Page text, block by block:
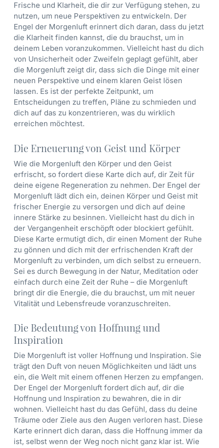
Frische und Klarheit, die dir zur Verfügung stehen, zu
nutzen, um neue Perspektiven zu entwickeln. Der
Engel der Morgenluft erinnert dich daran, dass du jetzt
die Klarheit finden kannst, die du brauchst, um in
deinem Leben voranzukommen. Vielleicht hast du dich
von Unsicherheit oder Zweifeln geplagt gefühlt, aber
die Morgenluft zeigt dir, dass sich die Dinge mit einer
neuen Perspektive und einem klaren Geist lösen
lassen. Es ist der perfekte Zeitpunkt, um
Entscheidungen zu treffen, Pläne zu schmieden und
dich auf das zu konzentrieren, was du wirklich
erreichen möchtest.
Die Erneuerung von Geist und Körper
Wie die Morgenluft den Körper und den Geist
erfrischt, so fordert diese Karte dich auf, dir Zeit für
deine eigene Regeneration zu nehmen. Der Engel der
Morgenluft lädt dich ein, deinen Körper und Geist mit
frischer Energie zu versorgen und dich auf deine
innere Stärke zu besinnen. Vielleicht hast du dich in
der Vergangenheit erschöpft oder blockiert gefühlt.
Diese Karte ermutigt dich, dir einen Moment der Ruhe
zu gönnen und dich mit der erfrischenden Kraft der
Morgenluft zu verbinden, um dich selbst zu erneuern.
Sei es durch Bewegung in der Natur, Meditation oder
einfach durch eine Zeit der Ruhe – die Morgenluft
bringt dir die Energie, die du brauchst, um mit neuer
Vitalität und Lebensfreude voranzuschreiten.
Die Bedeutung von Hoffnung und
Inspiration
Die Morgenluft ist voller Hoffnung und Inspiration. Sie
trägt den Duft von neuen Möglichkeiten und lädt uns
ein, die Welt mit einem offenen Herzen zu empfangen.
Der Engel der Morgenluft fordert dich auf, dir die
Hoffnung und Inspiration zu bewahren, die in dir
wohnen. Vielleicht hast du das Gefühl, dass du deine
Träume oder Ziele aus den Augen verloren hast. Diese
Karte erinnert dich daran, dass die Hoffnung immer da
ist, selbst wenn der Weg noch nicht ganz klar ist. Wie